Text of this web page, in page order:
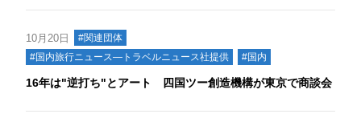
10月20日
#関連団体
#国内旅行ニュース―トラベルニュース社提供
#国内
16年は"逆打ち"とアート 四国ツー創造機構が東京で商談会